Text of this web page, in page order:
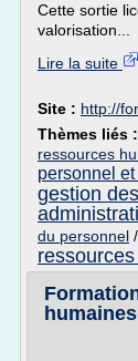
Cette sortie
valorisation...
Lire la suite
Site : http://
Thèmes liés :
ressources
personnel
gestion
du personnel /